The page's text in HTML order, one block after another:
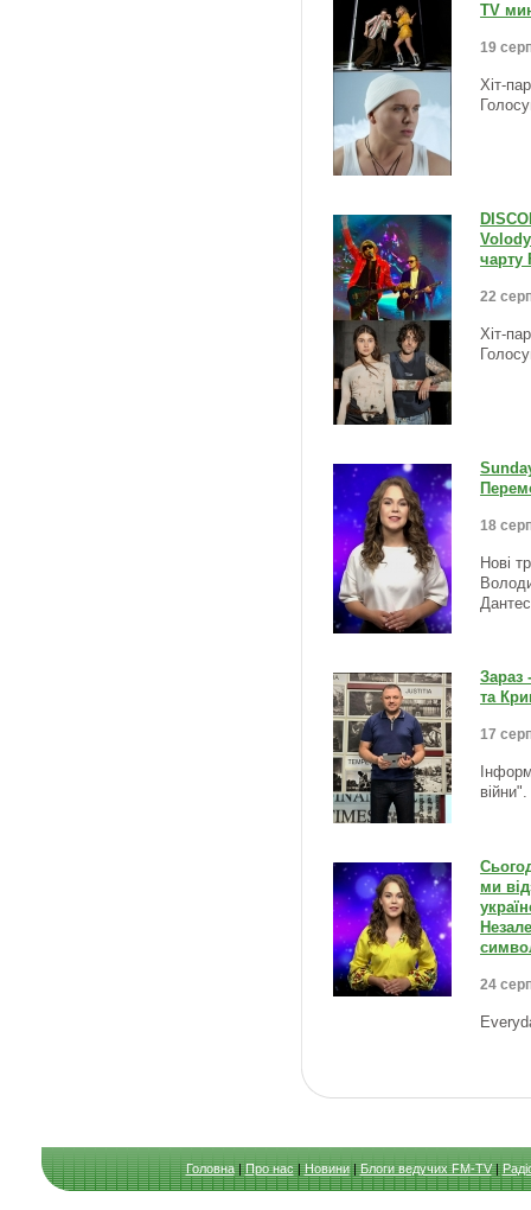
TV
19
Хіт-
чарту
22
Хіт-
18
Нові
Зараз
та
17
ми
24
Головна|Про нас|Новини|Блоги ведучих FM-TV|